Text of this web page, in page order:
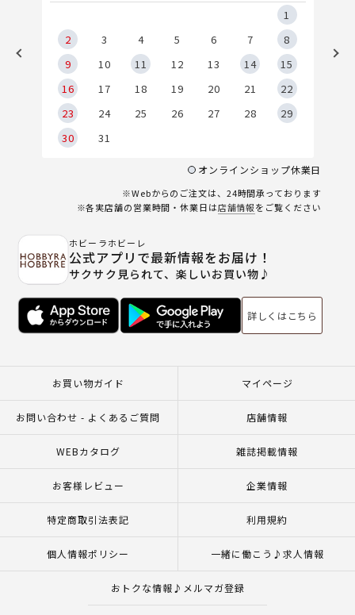
1
2
3 4 5 6 7
8
9
10 11 12 13 14
15
16
17 18 19 20 21
22
23
24 25 26 27 28
29
30
31
オンラインショップ休業日
※Webからのご注文は、24時間承っております
※各実店舗の営業時間・休業日は店舗情報をご覧ください
ホビーラホビーレ
公式アプリで最新情報をお届け！
サクサク見られて、楽しいお買い物♪
詳しくはこちら
お買い物ガイド マイページ
お問い合わせ - よくあるご質問 店舗情報
WEBカタログ 雑誌掲載情報
お客様レビュー 企業情報
特定商取引法表記 利用規約
個人情報ポリシー 一緒に働こう♪求人情報
おトクな情報♪メルマガ登録